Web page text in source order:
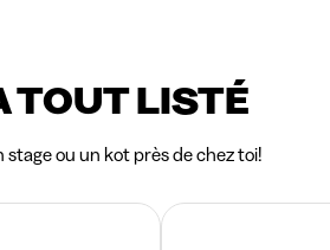
TOUT LISTÉ
stage ou un kot près de chez toi!